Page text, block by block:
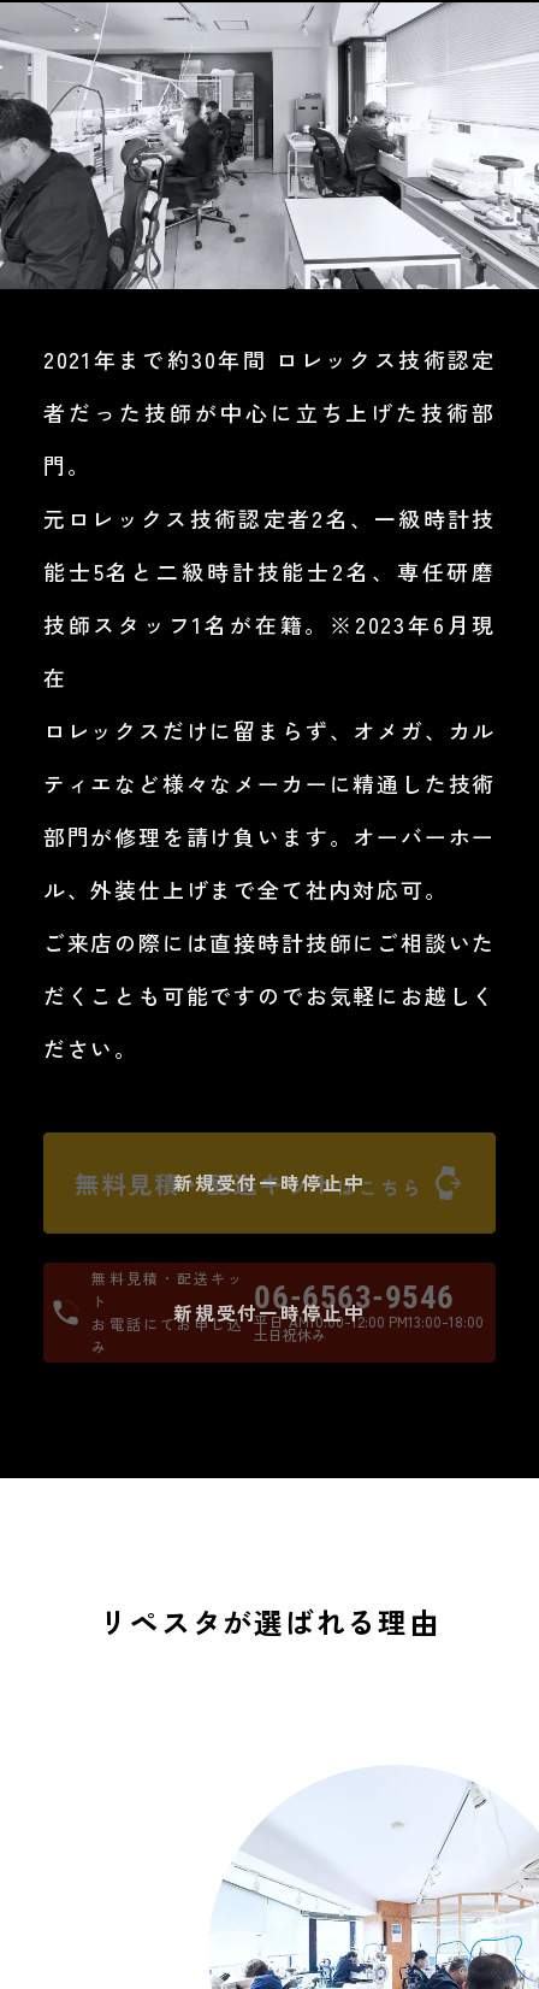
2021年まで約30年間 ロレックス技術認定
者だった技師が中心に立ち上げた技術部
門。
元ロレックス技術認定者2名、一級時計技
能士5名と二級時計技能士2名、専任研磨
技師スタッフ1名が在籍。※2023年6月現
在
ロレックスだけに留まらず、オメガ、カル
ティエなど様々なメーカーに精通した技術
部門が修理を請け負います。オーバーホー
ル、外装仕上げまで全て社内対応可。
ご来店の際には直接時計技師にご相談いた
だくことも可能ですのでお気軽にお越しく
ださい。
無料見積・配送キットはこちら
新規受付一時停止中
無料見積・配送キッ
ト
お電話にてお申し込
み
06-6563-9546
平日 AM10:00-12:00 PM13:00-18:00
土日祝休み
新規受付一時停止中
リペスタが選ばれる理由
新規受付一時停止のお知らせ
平素よりリペスタをご愛顧いただき、誠にありがとう
現在、弊社では想定を上回る数の修理のご依頼をいた
だいております。一件一件のお時計にこれまでと変わ
らない品質で対応するため、誠に勝手ながら、一般の
お客様（エンドユーザー）からの新規時計修理のお申
平素よりリペスタをご愛顧いただき、
のご依頼をいただいております。一件
一件のお時計にこれまでと変わらない
品質で対応するため、誠に勝手なが
ら、一般のお客様（エンドユーザー）
からの新規時計修理のお申し込み受付
を、当面の間一時停止させていただき